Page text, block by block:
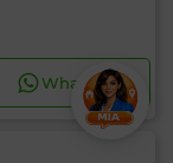
WhatsApp